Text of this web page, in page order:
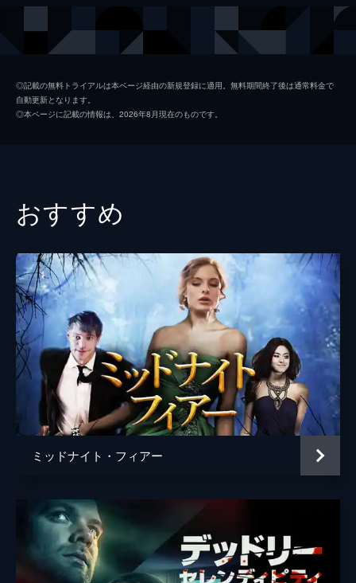
エミリー・テナント
◎記載の無料トライアルは本ページ経由の新規登録に適用。無料期間終了後は通常料金で
自動更新となります。
◎本ページに記載の情報は、2026年8月現在のものです。
おすすめ
ミッドナイト・フィアー